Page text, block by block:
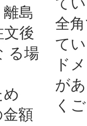
島
後
る場
額
全
て
ド
が
く